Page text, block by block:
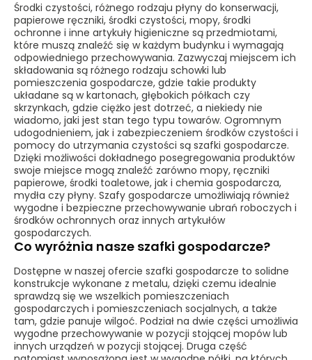
Środki czystości, różnego rodzaju płyny do konserwacji,
papierowe ręczniki, środki czystości, mopy, środki
ochronne i inne artykuły higieniczne są przedmiotami,
które muszą znaleźć się w każdym budynku i wymagają
odpowiedniego przechowywania. Zazwyczaj miejscem ich
składowania są różnego rodzaju schowki lub
pomieszczenia gospodarcze, gdzie takie produkty
układane są w kartonach, głębokich półkach czy
skrzynkach, gdzie ciężko jest dotrzeć, a niekiedy nie
wiadomo, jaki jest stan tego typu towarów. Ogromnym
udogodnieniem, jak i zabezpieczeniem środków czystości i
pomocy do utrzymania czystości są szafki gospodarcze.
Dzięki możliwości dokładnego posegregowania produktów
swoje miejsce mogą znaleźć zarówno mopy, ręczniki
papierowe, środki toaletowe, jak i chemia gospodarcza,
mydła czy płyny. Szafy gospodarcze umożliwiają również
wygodne i bezpieczne przechowywanie ubrań roboczych i
środków ochronnych oraz innych artykułów
gospodarczych.
Co wyróżnia nasze szafki gospodarcze?
Dostępne w naszej ofercie szafki gospodarcze to solidne
konstrukcje wykonane z metalu, dzięki czemu idealnie
sprawdzą się we wszelkich pomieszczeniach
gospodarczych i pomieszczeniach socjalnych, a także
tam, gdzie panuje wilgoć. Podział na dwie części umożliwia
wygodne przechowywanie w pozycji stojącej mopów lub
innych urządzeń w pozycji stojącej. Druga część